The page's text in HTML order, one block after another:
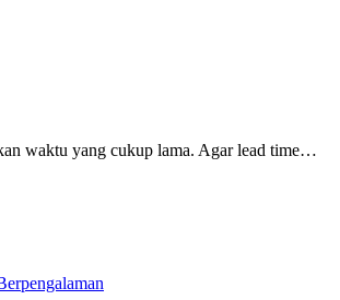
waktu yang cukup lama. Agar lead time…